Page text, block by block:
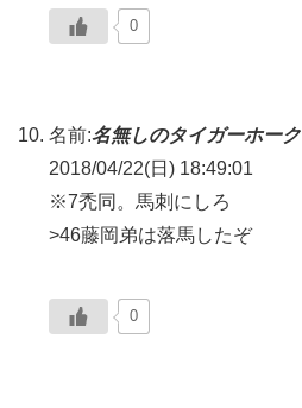
0
名前:名無しのタイガーホーク
2018/04/22(日) 18:49:01
※7禿同。馬刺にしろ
>46藤岡弟は落馬したぞ
0